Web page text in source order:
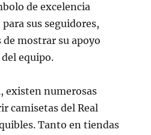
de excelencia
sus seguidores,
mostrar su apoyo
equipo.
existen numerosas
camisetas del Real
Tanto en tiendas